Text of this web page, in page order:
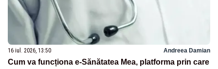
16 iul. 2026, 13:50 Andreea Damian
Cum va funcționa e-Sănătatea Mea, platforma prin care